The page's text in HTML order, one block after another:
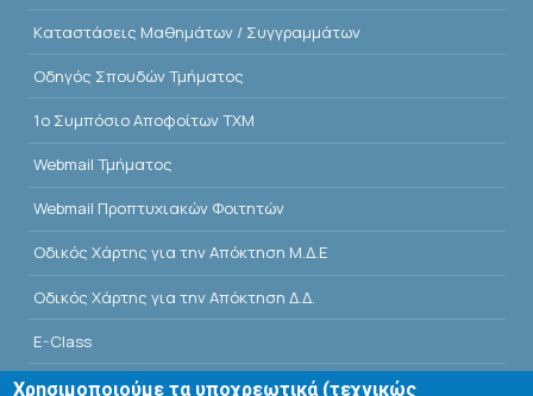
Kαταστάσεις Μαθημάτων / Συγγραμμάτων
Οδηγός Σπουδών Τμήματος
1o Συμπόσιο Αποφοίτων ΤΧΜ
Webmail Τμήματος
Webmail Προπτυχιακών Φοιτητών
Οδικός Χάρτης για την Απόκτηση Μ.Δ.Ε
Οδικός Χάρτης για την Απόκτηση Δ.Δ.
E-Class
Αίθουσες Σεμιναρίων - Πρόγραμμα
Χρησιμοποιούμε τα υποχρεωτικά (τεχνικώς